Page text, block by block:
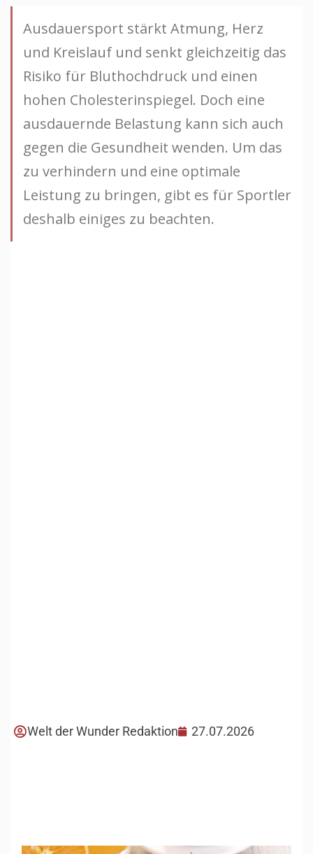
Ausdauersport stärkt Atmung, Herz
und Kreislauf und senkt gleichzeitig das
Risiko für Bluthochdruck und einen
hohen Cholesterinspiegel. Doch eine
ausdauernde Belastung kann sich auch
gegen die Gesundheit wenden. Um das
zu verhindern und eine optimale
Leistung zu bringen, gibt es für Sportler
deshalb einiges zu beachten.
Welt der Wunder Redaktion 27.07.2026